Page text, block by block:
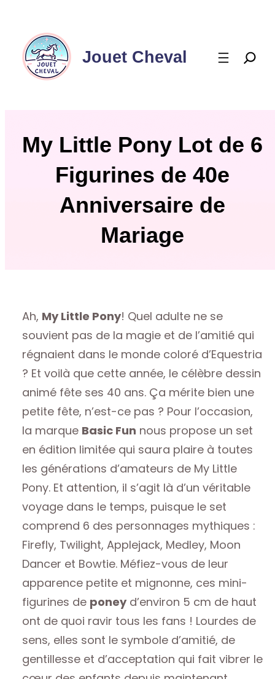
contenu
Jouet Cheval
My Little Pony Lot de 6
Figurines de 40e
Anniversaire de
Mariage
Ah, My Little Pony! Quel adulte ne se
souvient pas de la magie et de l’amitié qui
régnaient dans le monde coloré d’Equestria
? Et voilà que cette année, le célèbre dessin
animé fête ses 40 ans. Ça mérite bien une
petite fête, n’est-ce pas ? Pour l’occasion,
la marque Basic Fun nous propose un set
en édition limitée qui saura plaire à toutes
les générations d’amateurs de My Little
Pony. Et attention, il s’agit là d’un véritable
voyage dans le temps, puisque le set
comprend 6 des personnages mythiques :
Firefly, Twilight, Applejack, Medley, Moon
Dancer et Bowtie. Méfiez-vous de leur
apparence petite et mignonne, ces mini-
figurines de poneyd’environ 5 cm de haut
ont de quoi ravir tous les fans ! Lourdes de
sens, elles sont le symbole d’amitié, de
gentillesse et d’acceptation qui fait vibrer le